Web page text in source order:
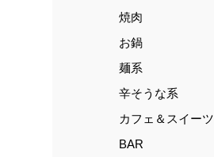
焼肉
お鍋
麺系
辛そうな系
カフェ＆スイーツ
BAR